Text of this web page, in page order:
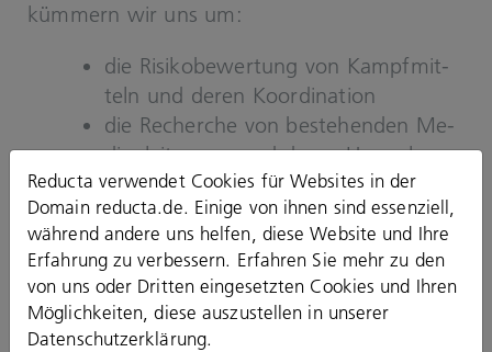
küm­mern wir uns um:
die Ri­si­ko­be­wer­tung von Kampf­mit­
teln und deren Ko­or­di­na­ti­on
die Re­cher­che von be­stehen­den Me­
di­en­lei­tun­gen und deren Um­ver­le­
gung/ ko­or­di­nier­ter Lei­tungs­plan
das Nachbarschafts-​ und Kon­flikt­ma­
nage­ment
die Bau­ober­lei­tung
Reducta verwendet Cookies für Websites in der
Domain reducta.de. Einige von ihnen sind essenziell,
während andere uns helfen, diese Website und Ihre
Erfahrung zu verbessern. Erfahren Sie mehr zu den
von uns oder Dritten eingesetzten Cookies und Ihren
Möglichkeiten, diese auszustellen in unserer
Datenschutzerklärung.